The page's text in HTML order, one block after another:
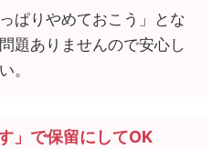
ぱりやめておこう」とな
題ありませんので安心し
。
」で保留にしてOK